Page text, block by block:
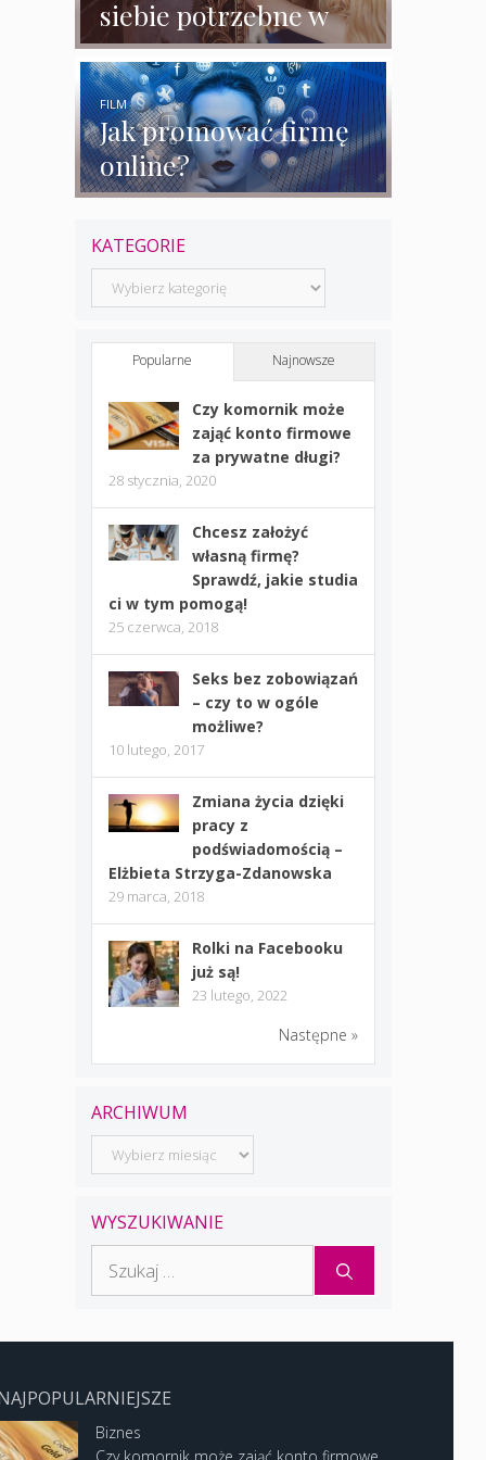
siebie potrzebne w
biznesie?
Jak promować firmę
online?
FILM
KATEGORIE
Kategorie
Popularne Najnowsze
Czy komornik może
zająć konto firmowe
za prywatne długi?
28 stycznia, 2020
Chcesz założyć
własną firmę?
Sprawdź, jakie studia
ci w tym pomogą!
25 czerwca, 2018
Seks bez zobowiązań
– czy to w ogóle
możliwe?
10 lutego, 2017
Zmiana życia dzięki
pracy z
podświadomością –
Elżbieta Strzyga-Zdanowska
29 marca, 2018
Rolki na Facebooku
już są!
23 lutego, 2022
Następne »
ARCHIWUM
Archiwum
WYSZUKIWANIE
Biznes